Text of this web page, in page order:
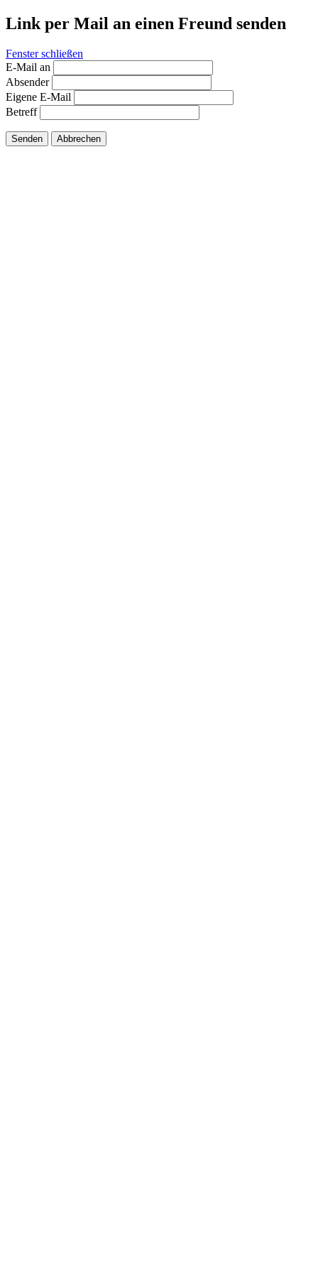
Link per Mail an einen Freund senden
Fenster schließen
E-Mail an
Absender
Eigene E-Mail
Betreff
Senden Abbrechen